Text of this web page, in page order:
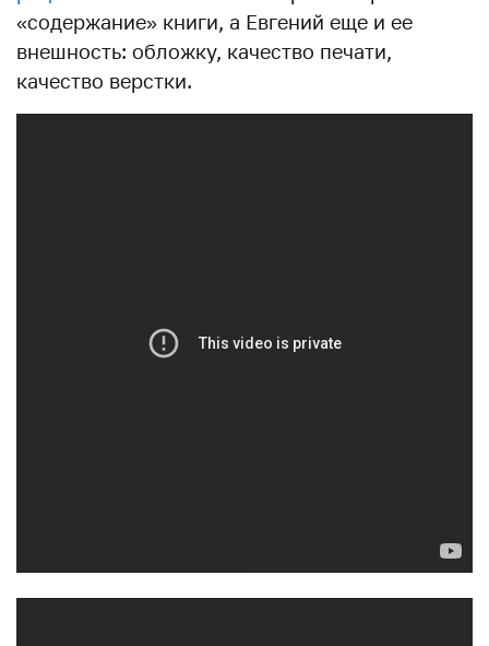
«содержание» книги, а Евгений еще и ее
внешность: обложку, качество печати,
качество верстки.